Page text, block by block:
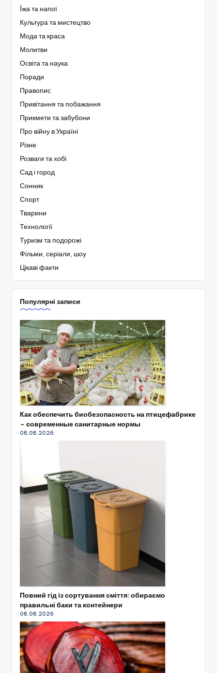
Їжа та напої
Культура та мистецтво
Мода та краса
Молитви
Освіта та наука
Поради
Правопис
Привітання та побажання
Прикмети та забубони
Про війну в Україні
Різне
Розваги та хобі
Сад і город
Сонник
Спорт
Тварини
Технології
Туризм та подорожі
Фільми, серіали, шоу
Цікаві факти
Популярні записи
Как обеспечить биобезопасность на птицефабрике
– современные санитарные нормы
08.08.2026
Повний гід із сортування сміття: обираємо
правильні баки та контейнери
08.08.2026